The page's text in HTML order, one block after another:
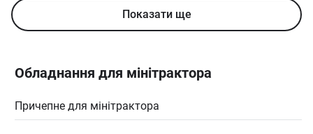
Показати ще
Обладнання для мінітрактора
Причепне для мінітрактора